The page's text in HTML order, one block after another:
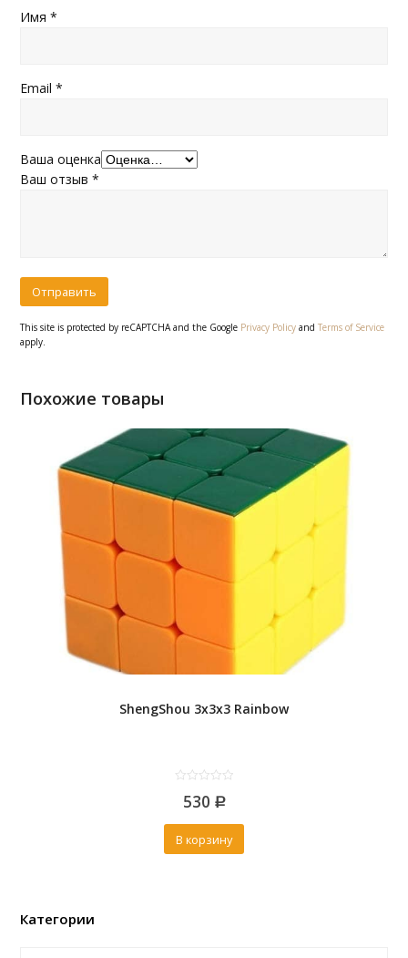
Имя*
Email*
Ваша оценка
Ваш отзыв*
This site is protected by reCAPTCHA and the Google Privacy Policy andTerms of Service
apply.
Похожие товары
ShengShou 3x3x3 Rainbow
out
5
530 Р
В корзину
Категории